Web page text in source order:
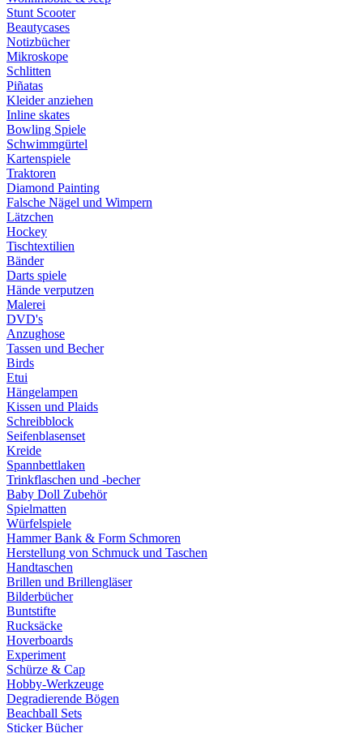
Stunt Scooter
Beautycases
Notizbücher
Mikroskope
Schlitten
Piñatas
Kleider anziehen
Inline skates
Bowling Spiele
Schwimmgürtel
Kartenspiele
Traktoren
Diamond Painting
Falsche Nägel und Wimpern
Lätzchen
Hockey
Tischtextilien
Bänder
Darts spiele
Hände verputzen
Malerei
DVD's
Anzughose
Tassen und Becher
Birds
Etui
Hängelampen
Kissen und Plaids
Schreibblock
Seifenblasenset
Kreide
Spannbettlaken
Trinkflaschen und -becher
Baby Doll Zubehör
Spielmatten
Würfelspiele
Hammer Bank & Form Schmoren
Herstellung von Schmuck und Taschen
Handtaschen
Brillen und Brillengläser
Bilderbücher
Buntstifte
Rucksäcke
Hoverboards
Experiment
Schürze & Cap
Hobby-Werkzeuge
Degradierende Bögen
Beachball Sets
Sticker Bücher